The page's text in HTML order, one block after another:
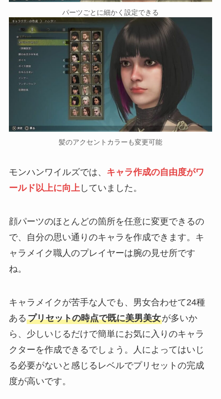
パーツごとに細かく設定できる
髪のアクセントカラーも変更可能
モンハンワイルズでは、 キャラ作成の自由度がワ
ールド以上に向上していました。
顔パーツのほとんどの箇所を任意に変更できるの
で、自分の思い通りのキャラを作成できます。キ
ャラメイク職人のプレイヤーは腕の見せ所です
ね。
キャラメイクが苦手な人でも、男女合わせて24種
あるプリセットの時点で既に美男美女が多いか
ら、少しいじるだけで簡単にお気に入りのキャラ
クターを作成できるでしょう。人によってはいじ
る必要がないと感じるレベルでプリセットの完成
度が高いです。